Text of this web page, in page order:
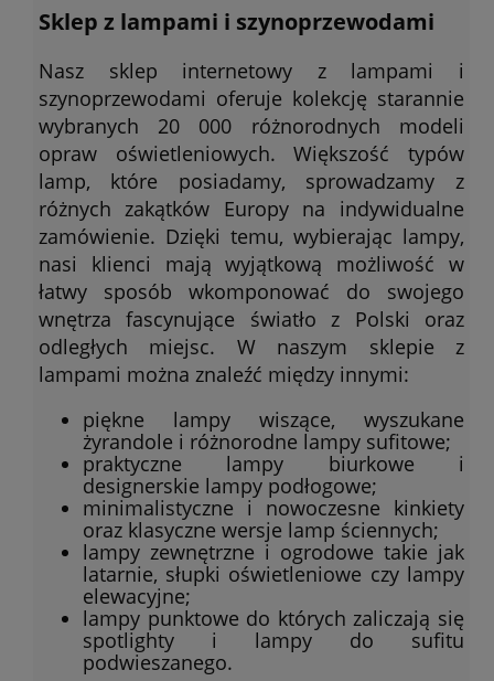
Sklep z lampami i szynoprzewodami
Nasz sklep internetowy z lampami i
szynoprzewodami oferuje kolekcję starannie
wybranych 20 000 różnorodnych modeli
opraw oświetleniowych. Większość typów
lamp, które posiadamy, sprowadzamy z
różnych zakątków Europy na indywidualne
zamówienie. Dzięki temu, wybierając lampy,
nasi klienci mają wyjątkową możliwość w
łatwy sposób wkomponować do swojego
wnętrza fascynujące światło z Polski oraz
odległych miejsc. W naszym sklepie z
lampami można znaleźć między innymi:
piękne lampy wiszące, wyszukane
żyrandole i różnorodne lampy sufitowe;
praktyczne lampy biurkowe i
designerskie lampy podłogowe;
minimalistyczne i nowoczesne kinkiety
oraz klasyczne wersje lamp ściennych;
lampy zewnętrzne i ogrodowe takie jak
latarnie, słupki oświetleniowe czy lampy
elewacyjne;
lampy punktowe do których zaliczają się
spotlighty i lampy do sufitu
podwieszanego.